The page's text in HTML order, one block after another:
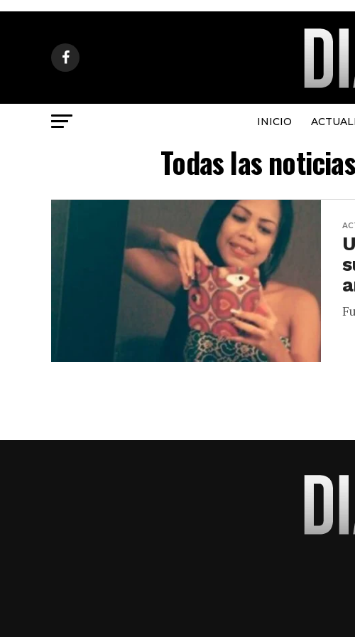
INICIO
Todas las